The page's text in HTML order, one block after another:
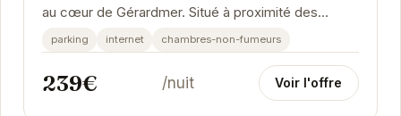
au cœur de Gérardmer. Situé à proximité des
attractions principales, il permet un accès facile...
parking internet chambres-non-fumeurs
239€ /nuit Voir l'offre